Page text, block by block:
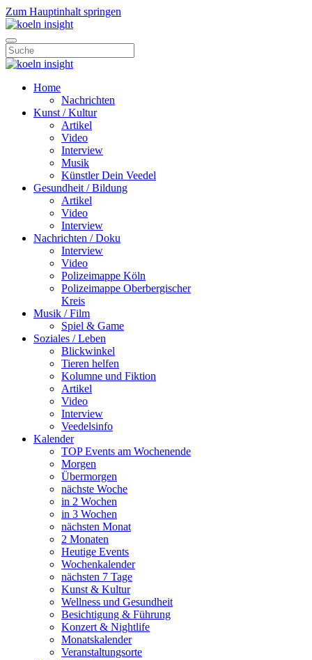
Zum Hauptinhalt springen
Home
Nachrichten
Kunst / Kultur
Artikel
Video
Interview
Musik
Künstler Dein Veedel
Gesundheit / Bildung
Artikel
Video
Interview
Nachrichten / Doku
Interview
Video
Polizeimappe Köln
Polizeimappe Oberbergischer
Kreis
Musik / Film
Spiel & Game
Soziales / Leben
Blickwinkel
Tieren helfen
Kolumne und Fiktion
Artikel
Video
Interview
Veedelsinfo
Kalender
TOP Events am Wochenende
Morgen
Übermorgen
nächste Woche
in 2 Wochen
in 3 Wochen
nächsten Monat
2 Monaten
Heutige Events
Wochenkalender
nächsten 7 Tage
Kunst & Kultur
Wellness und Gesundheit
Besichtigung & Führung
Konzert & Nightlife
Monatskalender
Veranstaltungsorte